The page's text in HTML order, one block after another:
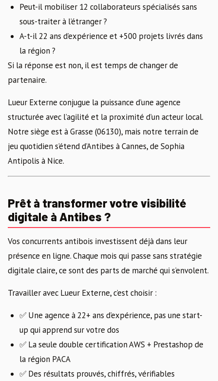
Peut-il mobiliser 12 collaborateurs spécialisés sans
sous-traiter à l’étranger ?
A-t-il 22 ans d’expérience et +500 projets livrés dans
la région ?
Si la réponse est non, il est temps de changer de
partenaire.
Lueur Externe conjugue la puissance d’une agence
structurée avec l’agilité et la proximité d’un acteur local.
Notre siège est à Grasse (06130), mais notre terrain de
jeu quotidien s’étend d’Antibes à Cannes, de Sophia
Antipolis à Nice.
Prêt à transformer votre visibilité
digitale à Antibes ?
Vos concurrents antibois investissent déjà dans leur
présence en ligne. Chaque mois qui passe sans stratégie
digitale claire, ce sont des parts de marché qui s’envolent.
Travailler avec Lueur Externe, c’est choisir :
✅ Une agence à 22+ ans d’expérience, pas une start-
up qui apprend sur votre dos
✅ La seule double certification AWS + Prestashop de
la région PACA
✅ Des résultats prouvés, chiffrés, vérifiables